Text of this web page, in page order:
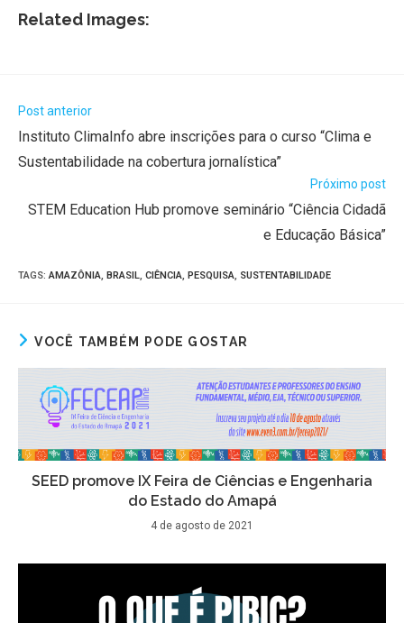
Related Images:
Post anterior
Instituto ClimaInfo abre inscrições para o curso “Clima e
Sustentabilidade na cobertura jornalística”
Próximo post
STEM Education Hub promove seminário “Ciência Cidadã
e Educação Básica”
TAGS:AMAZÔNIA, BRASIL, CIÊNCIA, PESQUISA, SUSTENTABILIDADE
VOCÊ TAMBÉM PODE GOSTAR
SEED promove IX Feira de Ciências e Engenharia
do Estado do Amapá
4 de agosto de 2021